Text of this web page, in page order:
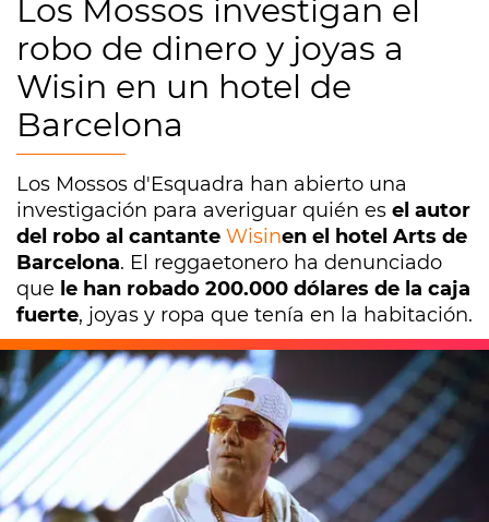
Los Mossos investigan el
robo de dinero y joyas a
Wisin en un hotel de
Barcelona
Los Mossos d'Esquadra han abierto una
investigación para averiguar quién es el autor
del robo al cantante Wisinen el hotel Arts de
Barcelona. El reggaetonero ha denunciado
que le han robado 200.000 dólares de la caja
fuerte, joyas y ropa que tenía en la habitación.